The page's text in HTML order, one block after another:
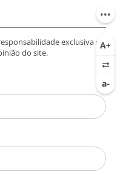
exclusiva de
do site.